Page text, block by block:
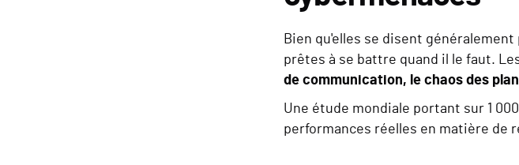
Bien qu'elles se disent
prêtes à se battre quand il le faut.
de communication, le chaos des
Une étude mondiale portant sur 1
performances réelles en matière de